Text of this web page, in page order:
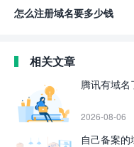
怎么注册域名要多少钱
相关文章
腾讯有域
2026-08-06
自己备案